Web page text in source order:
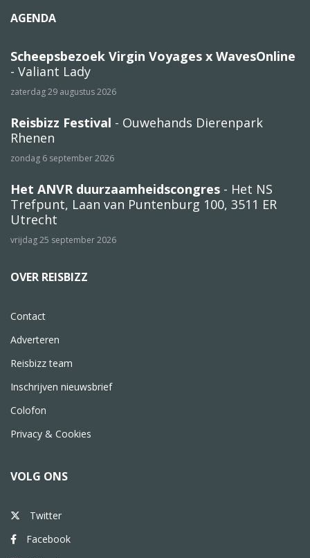
AGENDA
Scheepsbezoek Virgin Voyages x WavesOnline
- Valiant Lady
zaterdag 29 augustus 2026
Reisbizz Festival - Ouwehands Dierenpark
Rhenen
zondag 6 september 2026
Het ANVR duurzaamheidscongres - Het NS
Trefpunt, Laan van Puntenburg 100, 3511 ER
Utrecht
vrijdag 25 september 2026
OVER REISBIZZ
Contact
Adverteren
Reisbizz team
Inschrijven nieuwsbrief
Colofon
Privacy & Cookies
VOLG ONS
Twitter
Facebook